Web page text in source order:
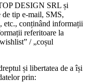
DESIGN SRL și
de tip e-mail, SMS,
etc., conținând informații
referitoare la
/ „coșul
și libertatea de a își
prin: